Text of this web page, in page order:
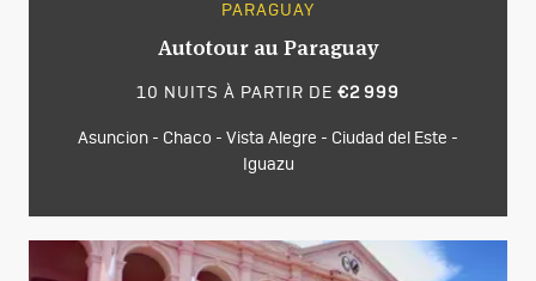
PARAGUAY
Autotour au Paraguay
10 NUITS À PARTIR DE €2 999
Asuncion - Chaco - Vista Alegre - Ciudad del Este -
Iguazu